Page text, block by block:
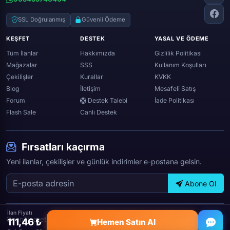
Genshin ımpact
Twitter (x)
Spotify
SSL Doğrulanmış Güvenli Ödeme
KEŞFET
Tüm İlanlar
Mağazalar
Çekilişler
Blog
Forum
Flash Sale
DESTEK
Hakkımızda
SSS
Kurallar
İletişim
Destek Talebi
Canlı Destek
YASAL VE ÖDEME
Gizlilik Politikası
Kullanım Koşulları
KVKK
Mesafeli Satış
İade Politikası
Fırsatları kaçırma
Yeni ilanlar, çekilişler ve günlük indirimler e-postana gelsin.
Abone Ol
OyunTicareti © 2026 — Tüm hakları saklıdır.
İlan Fiyatı
111,46 ₺ Hemen Satın Al